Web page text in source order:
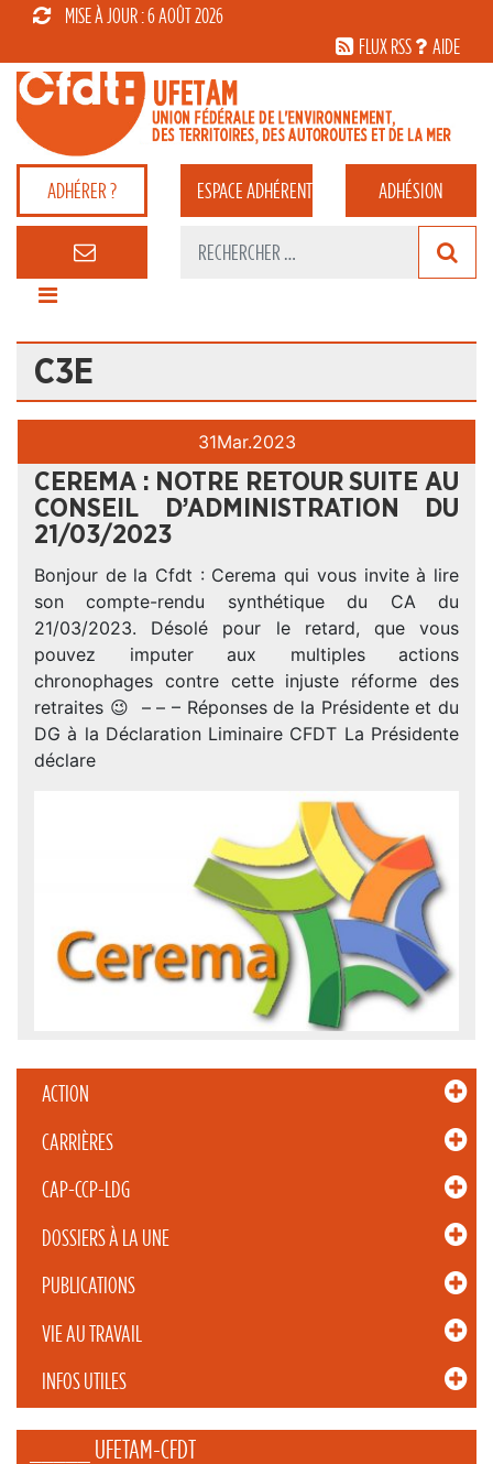
MISE À JOUR : 6 AOÛT 2026
FLUX RSS
AIDE
ADHÉRER ? ESPACEADHÉRENT ADHÉSION
C3E
ACTION
CARRIÈRES
CAP-CCP-LDG
DOSSIERS À LA UNE
PUBLICATIONS
VIE AU TRAVAIL
INFOS UTILES
_____ UFETAM-CFDT
31Mar.2023
CEREMA : NOTRE RETOUR SUITE AU
CONSEIL D’ADMINISTRATION DU
21/03/2023
Bonjour de la Cfdt : Cerema qui vous invite à lire
son compte-rendu synthétique du CA du
21/03/2023. Désolé pour le retard, que vous
pouvez imputer aux multiples actions
chronophages contre cette injuste réforme des
retraites 😉 – – – Réponses de la Présidente et du
DG à la Déclaration Liminaire CFDT La Présidente
déclare